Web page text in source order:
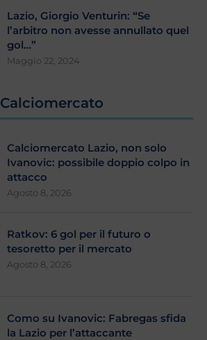
Lazio, Giorgio Venturin: “Se
l’arbitro non avesse annullato quel
gol…”
Maggio 22, 2024
Calciomercato
Calciomercato Lazio, non solo
Ivanovic: possibile doppio colpo in
attacco
Agosto 8, 2026
Ratkov: 6 gol per il futuro o
tesoretto per il mercato
Agosto 8, 2026
Como su Ivanovic: Fabregas sfida
la Lazio per l’attaccante